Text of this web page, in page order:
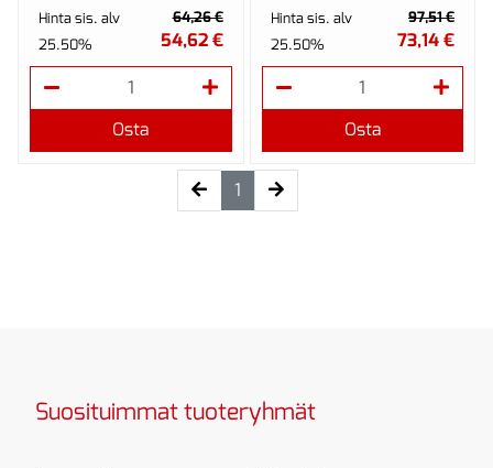
R, 1/4" x 133 mm SB.
Kahvaan upotettava
pikaistukka
mahdollistavat n...
Hinta sis. alv
25.50%
64,26 €
54,62 €
Osta
Hinta sis. alv
25.50%
97,51 €
73,14 €
Osta
1 (current)
Suosituimmat tuoteryhmät